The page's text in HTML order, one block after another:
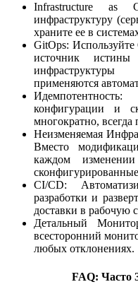
Infrastructure as
инфраструктуру
храните ее в
GitOps:
источник истины
применяются
конфигурации и
многократно, всегда
Неизменяемая
Вместо
каждом
CI/CD:
разработки и
доставки в рабочую
Детальный
всесторонний
любых отклонениях.
FAQ: Часто